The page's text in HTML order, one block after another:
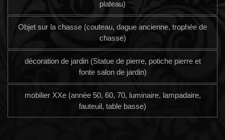
plateau)
Objet sur la chasse (couteau, dague ancienne, trophée de
chasse)
décoration de jardin (Statue de pierre, potiche pierre et
fonte salon de jardin)
mobilier XXe (année 50, 60, 70, luminaire, lampadaire,
fauteuil, table basse)